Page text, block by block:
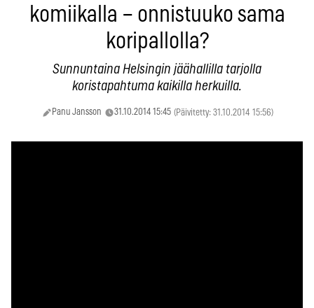
komiikalla – onnistuuko sama
koripallolla?
Sunnuntaina Helsingin jäähallilla tarjolla
koristapahtuma kaikilla herkuilla.
Panu Jansson 31.10.2014 15:45 (Päivitetty: 31.10.2014 15:56)